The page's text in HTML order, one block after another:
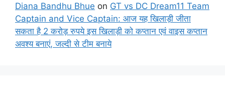
Diana Bandhu Bhue on GT vs DC Dream11 Team
Captain and Vice Captain: आज यह खिलाड़ी जीता
सकता है 2 करोड़ रुपये इस खिलाड़ी को कप्तान एवं वाइस कप्तान
अवश्य बनाएं, जल्दी से टीम बनाये